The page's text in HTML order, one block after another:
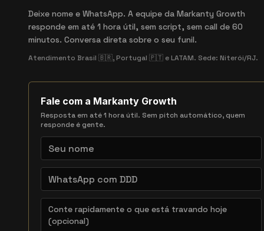
Deixe nome e WhatsApp. A equipe da Markanty Growth
responde em até 1 hora útil, sem script, sem call de 60
minutos. Conversa direta sobre o seu funil.
Atendimento Brasil 🇧🇷, Portugal 🇵🇹 e LATAM. Sede: Niterói/RJ.
Fale com a Markanty Growth
Resposta em até 1 hora útil. Sem pitch automático, quem
responde é gente.